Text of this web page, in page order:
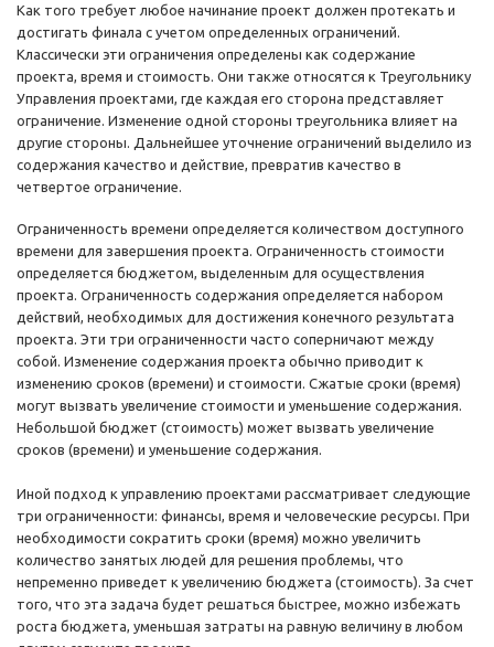
Как того требует любое начинание проект должен протекать и
достигать финала с учетом определенных ограничений.
Классически эти ограничения определены как содержание
проекта, время и стоимость. Они также относятся к Треугольнику
Управления проектами, где каждая его сторона представляет
ограничение. Изменение одной стороны треугольника влияет на
другие стороны. Дальнейшее уточнение ограничений выделило из
содержания качество и действие, превратив качество в
четвертое ограничение.
Ограниченность времени определяется количеством доступного
времени для завершения проекта. Ограниченность стоимости
определяется бюджетом, выделенным для осуществления
проекта. Ограниченность содержания определяется набором
действий, необходимых для достижения конечного результата
проекта. Эти три ограниченности часто соперничают между
собой. Изменение содержания проекта обычно приводит к
изменению сроков (времени) и стоимости. Сжатые сроки (время)
могут вызвать увеличение стоимости и уменьшение содержания.
Небольшой бюджет (стоимость) может вызвать увеличение
сроков (времени) и уменьшение содержания.
Иной подход к управлению проектами рассматривает следующие
три ограниченности: финансы, время и человеческие ресурсы. При
необходимости сократить сроки (время) можно увеличить
количество занятых людей для решения проблемы, что
непременно приведет к увеличению бюджета (стоимость). За счет
того, что эта задача будет решаться быстрее, можно избежать
роста бюджета, уменьшая затраты на равную величину в любом